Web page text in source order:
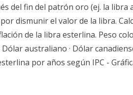
del fin del patrón oro (ej. la libra
dismunir el valor de la libra.
de la libra esterlina. Peso
australiano · Dólar
por años según IPC -